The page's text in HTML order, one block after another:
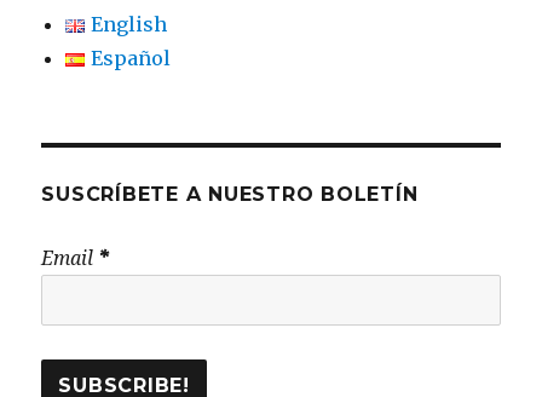
English
Español
SUSCRÍBETE A NUESTRO BOLETÍN
Email *